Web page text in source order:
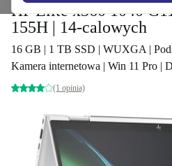
HP Elite x360 1040
155H | 14-calowych
16 GB | 1 TB SSD | WUXGA |
Kamera internetowa | Win 11 Pro |
(1 opinia)